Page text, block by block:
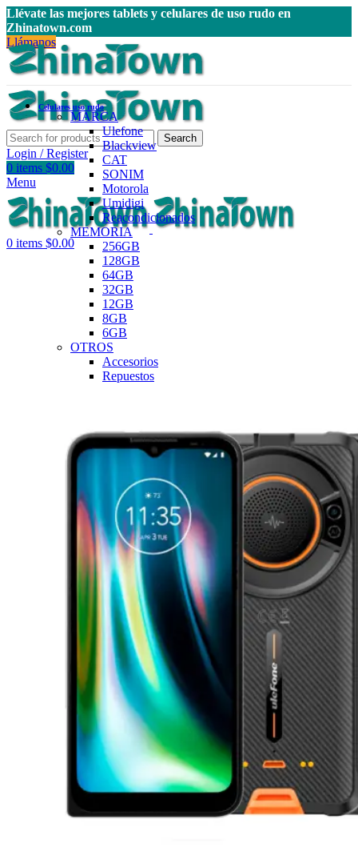
Llévate las mejores tablets y celulares de uso rudo en
Zhinatown.com
Llámanos
Search
Login / Register
0 items $0.00
Menu
0 items $0.00
Celulares uso rudo
MARCA
Ulefone
Blackview
CAT
SONIM
Motorola
Umidigi
Reacondicionados
MEMORIA
256GB
128GB
64GB
32GB
12GB
8GB
6GB
OTROS
Accesorios
Repuestos